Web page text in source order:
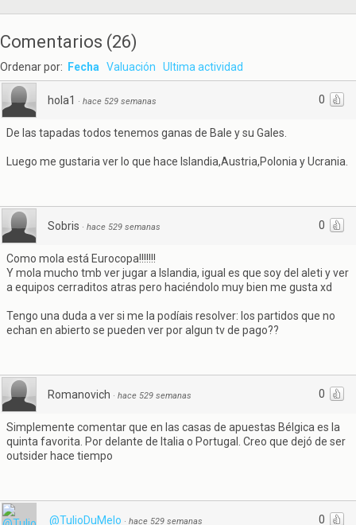
Comentarios (26)
Ordenar por: Fecha Valuación Ultima actividad
0
hola1 · hace 529 semanas
De las tapadas todos tenemos ganas de Bale y su Gales.
Luego me gustaria ver lo que hace Islandia,Austria,Polonia y Ucrania.
0
Sobris · hace 529 semanas
Como mola está Eurocopa!!!!!!!
Y mola mucho tmb ver jugar a Islandia, igual es que soy del aleti y ver
a equipos cerraditos atras pero haciéndolo muy bien me gusta xd
Tengo una duda a ver si me la podíais resolver: los partidos que no
echan en abierto se pueden ver por algun tv de pago??
0
Romanovich · hace 529 semanas
Simplemente comentar que en las casas de apuestas Bélgica es la
quinta favorita. Por delante de Italia o Portugal. Creo que dejó de ser
outsider hace tiempo
0
@TulioDuMelo · hace 529 semanas